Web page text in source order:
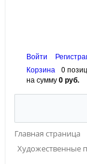
Войти
Корзина
0
на сумму0 руб.
Главная страница
Художественные